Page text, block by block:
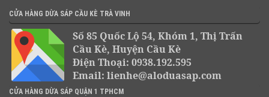
CỬA HÀNG DỪA SÁP CẦU KÈ TRÀ VINH
Số 85 Quốc Lộ 54, Khóm 1, Thị Trấn
Cầu Kè, Huyện Cầu Kè
Điện Thoại: 0938.192.595
Email: lienhe@aloduasap.com
CỬA HÀNG DỪA SÁP QUẬN 1 TPHCM